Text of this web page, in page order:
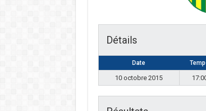
Détails
Date
10 octobre 2015